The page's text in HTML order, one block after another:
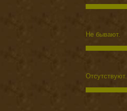
Не бывают.
Отсутствуют.